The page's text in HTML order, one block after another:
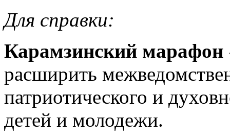
Для справки:
Карамзинский марафон
расширить
патриотического и
детей и молодежи.